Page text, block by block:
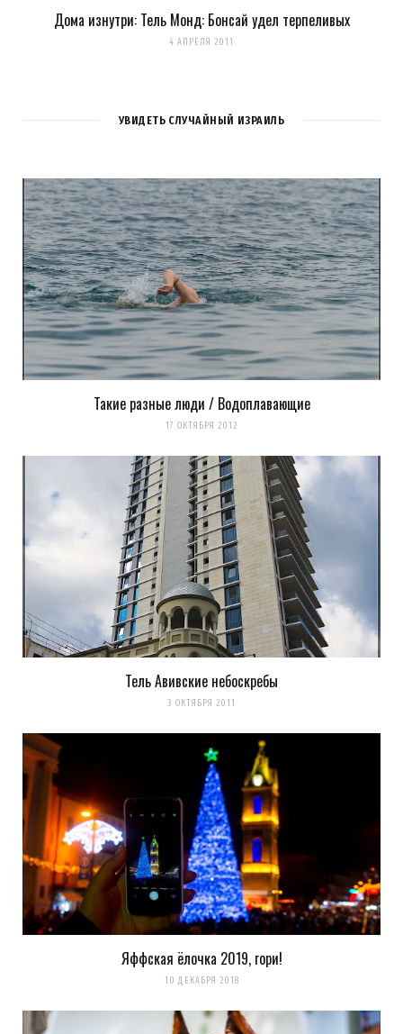
Дома изнутри: Тель Монд: Бонсай удел терпеливых
4 АПРЕЛЯ 2011
УВИДЕТЬ СЛУЧАЙНЫЙ ИЗРАИЛЬ
Такие разные люди / Водоплавающие
17 ОКТЯБРЯ 2012
Тель Авивские небоскребы
3 ОКТЯБРЯ 2011
Яффская ёлочка 2019, гори!
10 ДЕКАБРЯ 2018